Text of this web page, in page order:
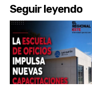
Seguir leyendo